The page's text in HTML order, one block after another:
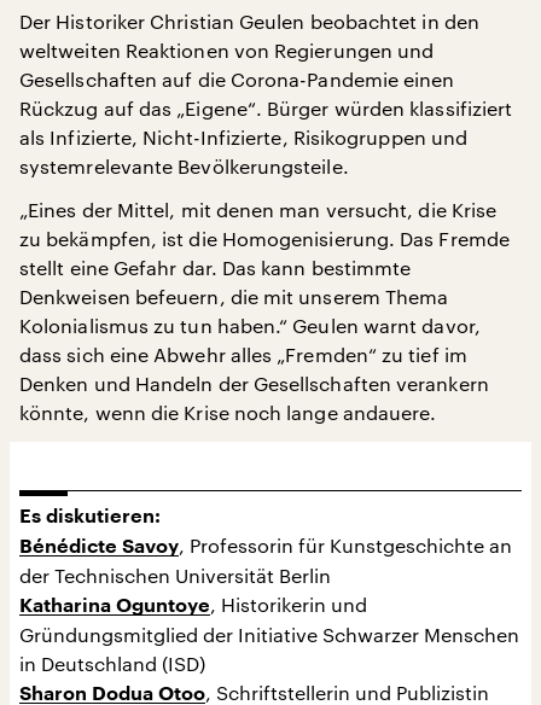
Der Historiker Christian Geulen beobachtet in den
weltweiten Reaktionen von Regierungen und
Gesellschaften auf die Corona-Pandemie einen
Rückzug auf das „Eigene“. Bürger würden klassifiziert
als Infizierte, Nicht-Infizierte, Risikogruppen und
systemrelevante Bevölkerungsteile.
„Eines der Mittel, mit denen man versucht, die Krise
zu bekämpfen, ist die Homogenisierung. Das Fremde
stellt eine Gefahr dar. Das kann bestimmte
Denkweisen befeuern, die mit unserem Thema
Kolonialismus zu tun haben.“ Geulen warnt davor,
dass sich eine Abwehr alles „Fremden“ zu tief im
Denken und Handeln der Gesellschaften verankern
könnte, wenn die Krise noch lange andauere.
Es diskutieren:
Bénédicte Savoy, Professorin für Kunstgeschichte an
der Technischen Universität Berlin
Katharina Oguntoye, Historikerin und
Gründungsmitglied der Initiative Schwarzer Menschen
in Deutschland (ISD)
Sharon Dodua Otoo, Schriftstellerin und Publizistin